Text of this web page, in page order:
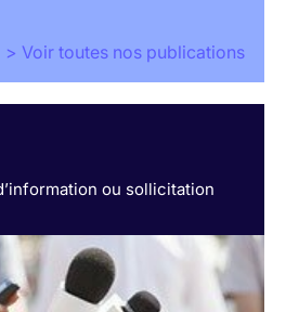
> Voir toutes nos publications
ou sollicitation